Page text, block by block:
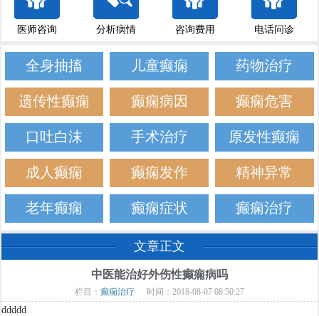
医师咨询 分析病情 咨询费用 电话问诊
全身抽搐 儿童癫痫 药物治疗
遗传性癫痫 癫痫病因 癫痫危害
口吐白沫 手术治疗 原发性癫痫
成人癫痫 癫痫发作 精神异常
老年癫痫 癫痫症状 癫痫治疗
文章正文
中医能治好外伤性癫痫病吗
栏目： 癫痫治疗 时间：2018-08-07 08:50:27
ddddd